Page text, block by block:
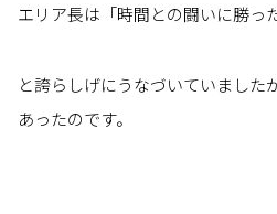
エリア長は「時間との闘いに勝っ
と誇らしげにうなづいていました
あったのです。